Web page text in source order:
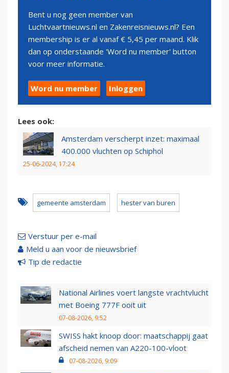
Bent u nog geen member van
Luchtvaartnieuws.nl en Zakenreisnieuws.nl? Een
membership is er al vanaf € 5,45 per maand. Klik
dan op onderstaande 'Word nu member' button
voor meer informatie.
Word nu member Inloggen
Lees ook:
Amsterdam verscherpt inzet: maximaal
400.000 vluchten op Schiphol
25-06-2024, 17:24
gemeente amsterdam hester van buren
Verstuur per e-mail
Meld u aan voor de nieuwsbrief
Tip de redactie
National Airlines voert langste vrachtvlucht
met Boeing 777F ooit uit
07-08-2026, 9:52
SWISS hakt knoop door: maatschappij gaat
afscheid nemen van A220-100-vloot
07-08-2026, 9:09